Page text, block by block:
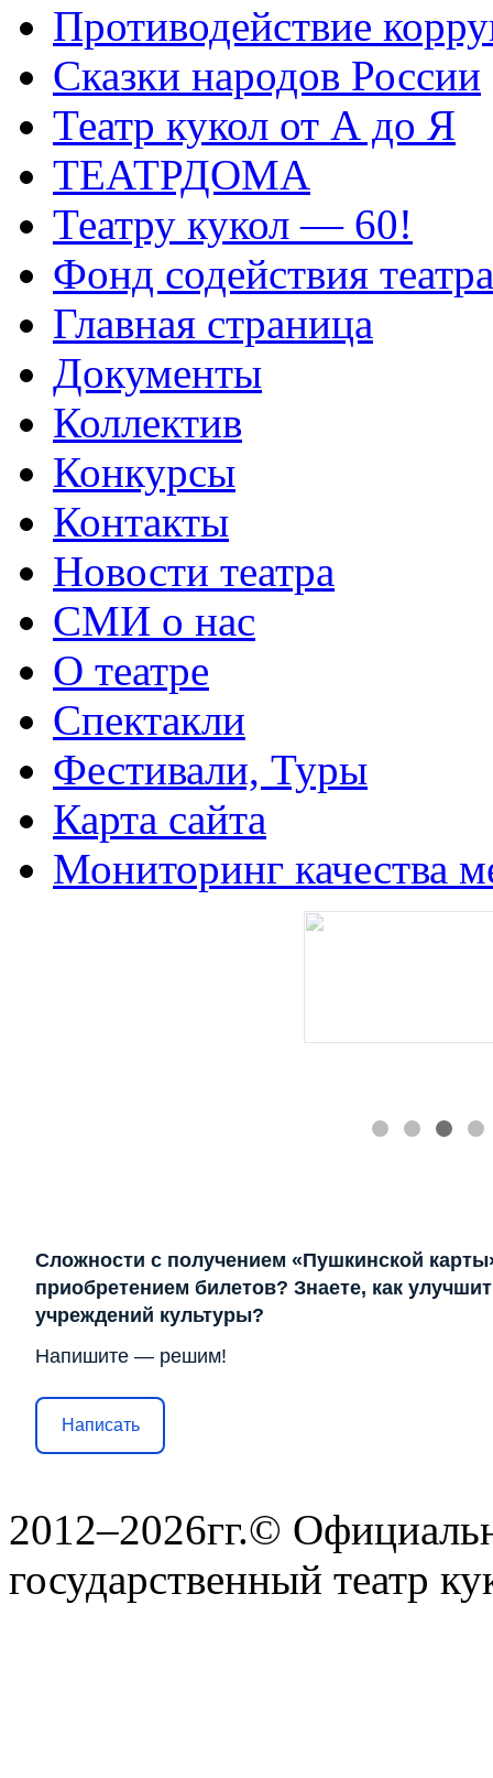
Противодействие
Сказки народов России
Театр кукол от А до Я
ТЕАТРДОМА
Театру кукол — 60!
Фонд содействия
Главная страница
Документы
Коллектив
Конкурсы
Контакты
Новости театра
СМИ о нас
О театре
Спектакли
Фестивали, Туры
Карта сайта
Мониторинг качества
Сложности с получением «Пушкинской
приобретением билетов? Знаете, как
учреждений культуры?
Напишите — решим!
Написать
2012–2026гг.©
государственный театр